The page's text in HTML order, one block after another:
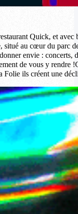
Quick, et avec
au cœur du parc
envie :
de vous y rendre
ils créent une